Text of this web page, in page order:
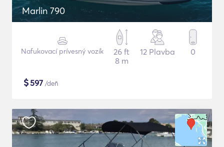
Marlin 790
Nafukovací prívesný vozík
26 ft
8 m
12 Plavba 0
$597 /deň